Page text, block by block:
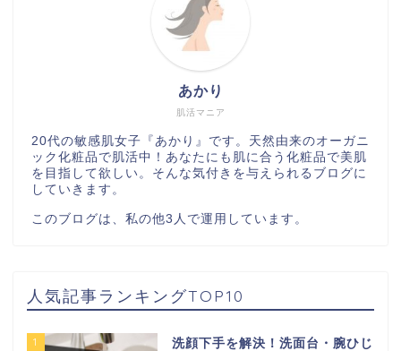
肌活マニア
あかり
20代の敏感肌女子『あかり』です。天然由来のオーガニ
ック化粧品で肌活中！あなたにも肌に合う化粧品で美肌
を目指して欲しい。そんな気付きを与えられるブログに
していきます。
このブログは、私の他3人で運用しています。
人気記事ランキングTOP10
1
洗顔下手を解決！洗面台・腕ひじ